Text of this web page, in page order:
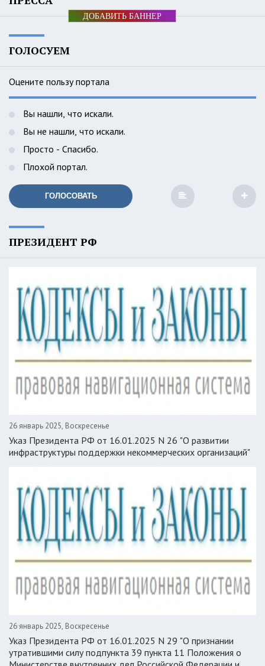
ДОБАВИТЬ БАННЕР
ГОЛОСУЕМ
Оцените пользу портала
Вы нашли, что искали.
Вы не нашли, что искали.
Просто - Спасибо.
Плохой портал.
ГОЛОСОВАТЬ
ПРЕЗИДЕНТ РФ
26 январь 2025, Воскресенье
Указ Президента РФ от 16.01.2025 N 26 "О развитии
инфраструктуры поддержки некоммерческих организаций"
26 январь 2025, Воскресенье
Указ Президента РФ от 16.01.2025 N 29 "О признании
утратившими силу подпункта 39 пункта 11 Положения о